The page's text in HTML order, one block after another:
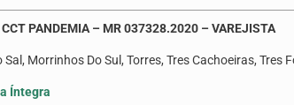
PANDEMIA – MR 037328.2020 – VAREJISTA
Sal, Morrinhos Do Sul, Torres, Tres Cachoeiras, Tres
Íntegra